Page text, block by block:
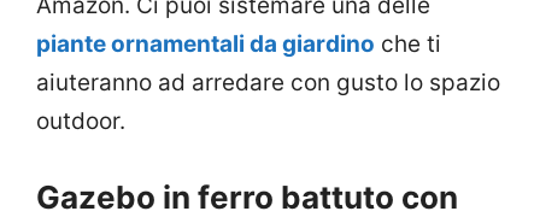
piante ornamentali da giardino che ti
aiuteranno ad arredare con gusto lo spazio
outdoor.
Gazebo in ferro battuto con